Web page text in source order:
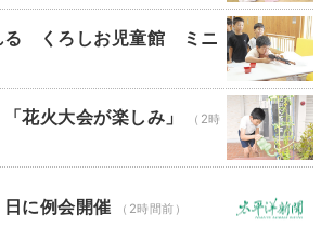
る くろしお児童館 ミニ
花火大会が楽しみ」
（2時
に例会開催 （2時間前）